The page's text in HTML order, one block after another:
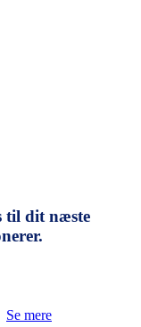
til dit næste
Se mere